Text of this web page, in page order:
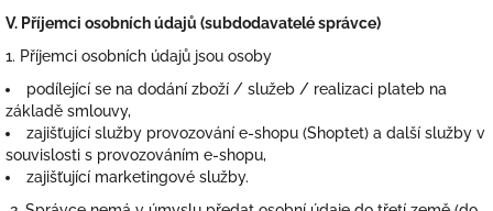
V. Příjemci osobních údajů (subdodavatelé správce)
1. Příjemci osobních údajů jsou osoby
podílející se na dodání zboží / služeb / realizaci plateb na
základě smlouvy,
zajišťující služby provozování e-shopu (Shoptet) a další služby v
souvislosti s provozováním e-shopu,
zajišťující marketingové služby.